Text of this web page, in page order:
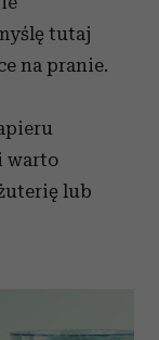
tutaj
na pranie.
warto
lub